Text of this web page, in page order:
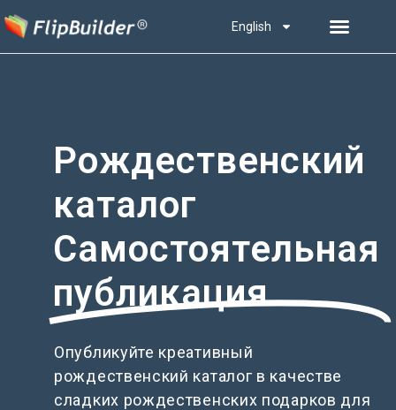
English
Рождественский
каталог
Самостоятельная
публикация
Опубликуйте креативный
рождественский каталог в качестве
сладких рождественских подарков для